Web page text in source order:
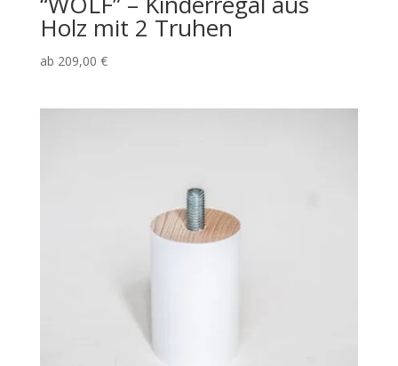
Holz mit 2 Truhen
ab 209,00 €